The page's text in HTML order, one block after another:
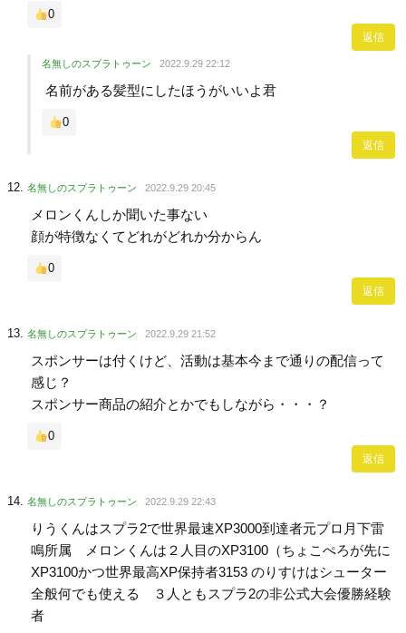
0
返信
名無しのスプラトゥーン 2022.9.29 22:12
名前がある髪型にしたほうがいいよ君
0
返信
名無しのスプラトゥーン 2022.9.29 20:45
メロンくんしか聞いた事ない
顔が特徴なくてどれがどれか分からん
0
返信
名無しのスプラトゥーン 2022.9.29 21:52
スポンサーは付くけど、活動は基本今まで通りの配信って
感じ？
スポンサー商品の紹介とかでもしながら・・・？
0
返信
名無しのスプラトゥーン 2022.9.29 22:43
りうくんはスプラ2で世界最速XP3000到達者元プロ月下雷
鳴所属 メロンくんは２人目のXP3100（ちょこぺろが先に
XP3100かつ世界最高XP保持者3153 のりすけはシューター
全般何でも使える ３人ともスプラ2の非公式大会優勝経験
者